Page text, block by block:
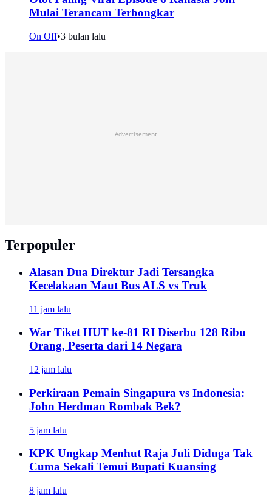
Mulai Terancam Terbongkar
On Off•3 bulan lalu
Advertisement
Terpopuler
Alasan Dua Direktur Jadi Tersangka
Kecelakaan Maut Bus ALS vs Truk
11 jam lalu
War Tiket HUT ke-81 RI Diserbu 128 Ribu
Orang, Peserta dari 14 Negara
12 jam lalu
Perkiraan Pemain Singapura vs Indonesia:
John Herdman Rombak Bek?
5 jam lalu
KPK Ungkap Menhut Raja Juli Diduga Tak
Cuma Sekali Temui Bupati Kuansing
8 jam lalu